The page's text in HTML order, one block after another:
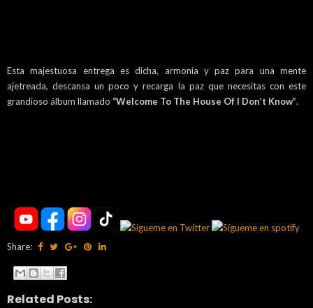
Esta majestuosa entrega es dicha, armonía y paz para una mente
ajetreada, descansa un poco y recarga la paz que necesitas con este
grandioso álbum llamado “Welcome To The House Of I Don’t Know”.
Share:
Related Posts: